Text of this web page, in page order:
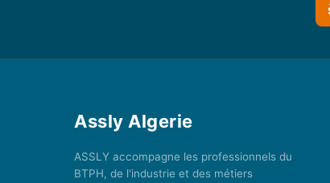
Assly Algerie
ASSLY accompagne les professionnels du
BTPH, de l'industrie et des métiers